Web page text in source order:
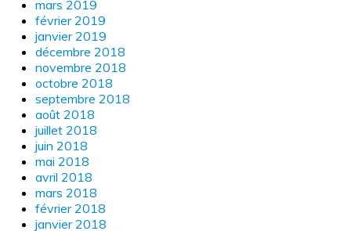
mars 2019
février 2019
janvier 2019
décembre 2018
novembre 2018
octobre 2018
septembre 2018
août 2018
juillet 2018
juin 2018
mai 2018
avril 2018
mars 2018
février 2018
janvier 2018